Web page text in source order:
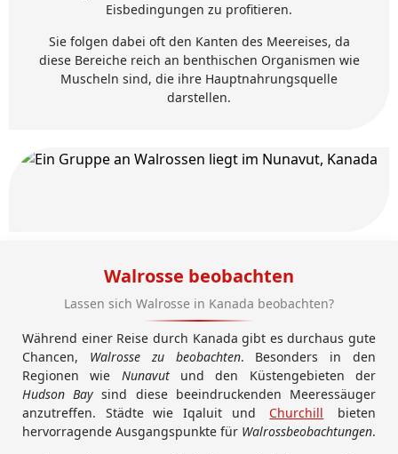
Eisbedingungen zu profitieren.
Sie folgen dabei oft den Kanten des Meereises, da
diese Bereiche reich an benthischen Organismen wie
Muscheln sind, die ihre Hauptnahrungsquelle
darstellen.
Walrosse beobachten
Lassen sich Walrosse in Kanada beobachten?
Während einer Reise durch Kanada gibt es durchaus gute
Chancen, Walrosse zu beobachten. Besonders in den
Regionen wie Nunavutund den Küstengebieten der
Hudson Bay sind diese beeindruckenden Meeressäuger
anzutreffen. Städte wie Iqaluit und
Churchill
bieten
hervorragende Ausgangspunkte für Walrossbeobachtungen.